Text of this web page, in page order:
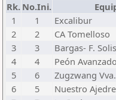
Rk. No.Ini.
1
1 Excalibur
2
2 CA Tomelloso
3
3 Bargas- F.
4
4 Peón Avanzado
5
6 Zugzwang
6
5 Nuestro